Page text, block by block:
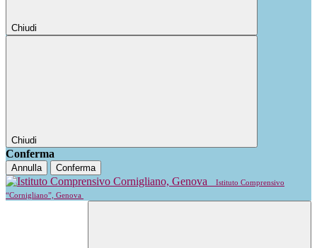
Chiudi
Chiudi
Conferma
Annulla Conferma
Istituto Comprensivo
“Cornigliano”, Genova